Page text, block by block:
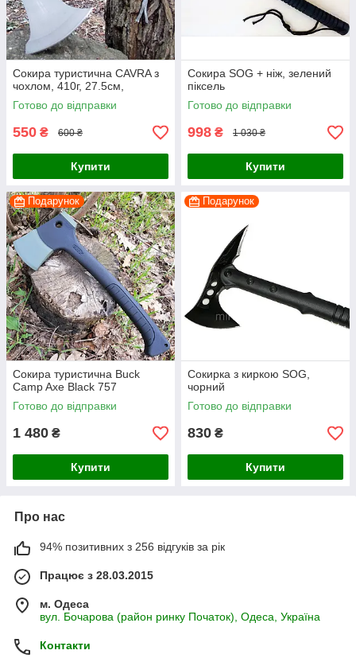
Сокира туристична CAVRA з
чохлом, 410г, 27.5см,
Готово до відправки
550 ₴ 600 ₴
Купити
Сокира SOG + ніж, зелений
піксель
Готово до відправки
998 ₴ 1 030 ₴
Купити
Подарунок
Сокира туристична Buck
Camp Axe Black 757
Готово до відправки
1 480 ₴
Купити
Подарунок
Сокирка з киркою SOG,
чорний
Готово до відправки
830 ₴
Купити
Про нас
94% позитивних з 256 відгуків за рік
Працює з 28.03.2015
м. Одеса
вул. Бочарова (район ринку Початок), Одеса, Україна
Контакти